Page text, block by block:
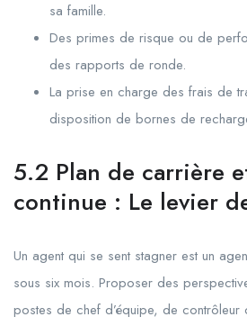
sa famille.
Des primes de risque ou de
des rapports de ronde.
La prise en charge des frais de
disposition de bornes de
5.2 Plan de carrière
continue : Le levier
Un agent qui se sent stagner est un
sous six mois. Proposer des
postes de chef d’équipe, de